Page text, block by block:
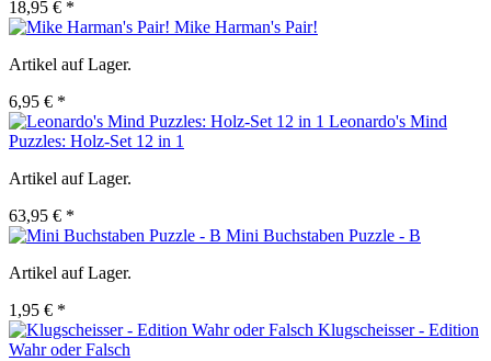
18,95 € *
Mike Harman's Pair!
Artikel auf Lager.
6,95 € *
Leonardo's Mind
Puzzles: Holz-Set 12 in 1
Artikel auf Lager.
63,95 € *
Mini Buchstaben Puzzle - B
Artikel auf Lager.
1,95 € *
Klugscheisser - Edition
Wahr oder Falsch